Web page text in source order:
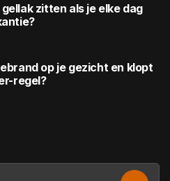
zitten als je elke dag
op je gezicht en klopt
regel?